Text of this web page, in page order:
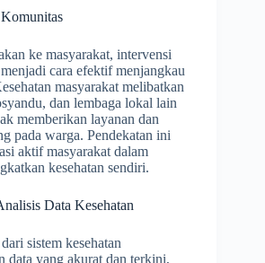
ke masyarakat, intervensi
cara efektif menjangkau
masyarakat melibatkan
dan lembaga lokal lain
memberikan layanan dan
pada warga. Pendekatan ini
aktif masyarakat dalam
kesehatan sendiri.
Data Kesehatan
sistem kesehatan
data yang akurat dan terkini,